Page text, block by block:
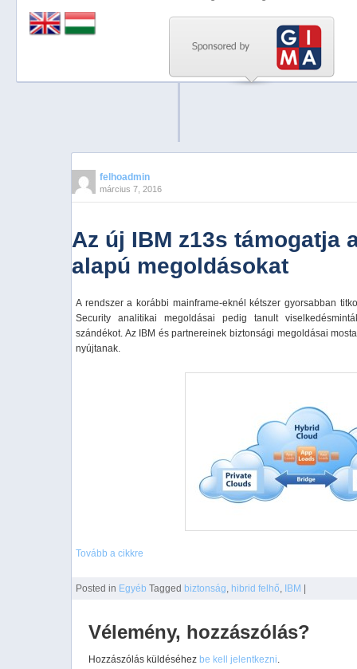
felhoadmin
március 7, 2016
Az új IBM z13s támogatja
alapú megoldásokat
A rendszer a korábbi mainframe-eknél kétszer gyorsabban
Security analitikai megoldásai pedig tanult
szándékot. Az IBM és partnereinek biztonsági megoldásai
nyújtanak.
Tovább a cikkre
Posted in Egyéb Tagged biztonság hibrid felhő IBM |
Vélemény, hozzászólás?
Hozzászólás küldéséhez be kell jelentkezni.